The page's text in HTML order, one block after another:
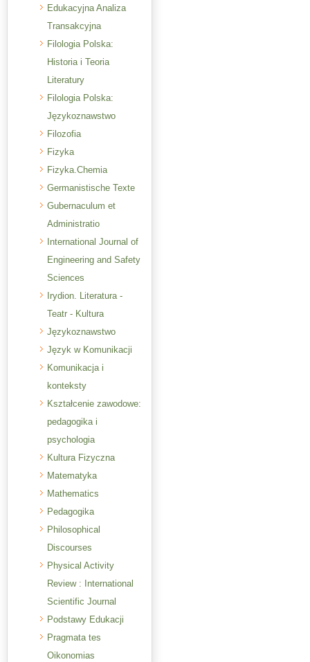
Edukacyjna Analiza
Transakcyjna
Filologia Polska:
Historia i Teoria
Literatury
Filologia Polska:
Językoznawstwo
Filozofia
Fizyka
Fizyka.Chemia
Germanistische Texte
Gubernaculum et
Administratio
International Journal of
Engineering and Safety
Sciences
Irydion. Literatura -
Teatr - Kultura
Językoznawstwo
Język w Komunikacji
Komunikacja i
konteksty
Kształcenie zawodowe:
pedagogika i
psychologia
Kultura Fizyczna
Matematyka
Mathematics
Pedagogika
Philosophical
Discourses
Physical Activity
Review : International
Scientific Journal
Podstawy Edukacji
Pragmata tes
Oikonomias